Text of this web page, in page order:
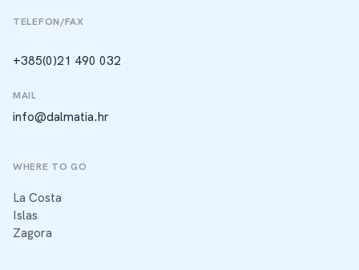
TELEFON/FAX
+385(0)21 490 032
MAIL
info@dalmatia.hr
WHERE TO GO
La Costa
Islas
Zagora